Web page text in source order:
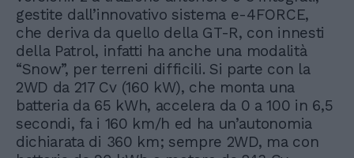
gestite dall’innovativo sistema e-4FORCE,
che deriva da quello della GT-R, con innesti
della Patrol, infatti ha anche una modalità
“Snow”, per terreni difficili. Si parte con la
2WD da 217 Cv (160 kW), che monta una
batteria da 65 kWh, accelera da 0 a 100 in 6,5
secondi, fa i 160 km/h ed ha un’autonomia
dichiarata di 360 km; sempre 2WD, ma con